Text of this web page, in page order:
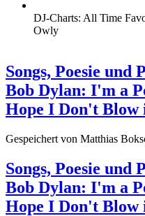
DJ-Charts: All Time
Owly
Songs, Poesie und
Bob Dylan: I'm a
Hope I Don't Blow
Gespeichert von Matthias
Songs, Poesie und
Bob Dylan: I'm a
Hope I Don't Blow